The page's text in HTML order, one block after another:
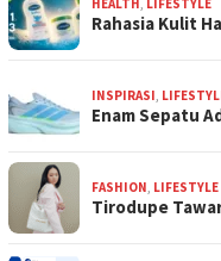
Rahasia Kulit
INSPIRASI
Enam Sepatu
FASHION LIFESTYLE
Tirodupe